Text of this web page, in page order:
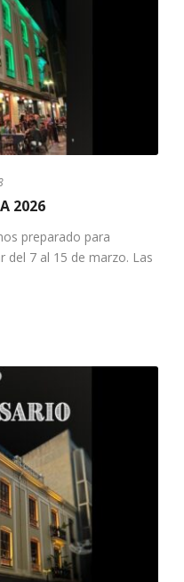
2026
preparado para
del 7 al 15 de marzo. Las